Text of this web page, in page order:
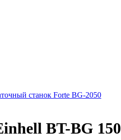
станок Forte BG-2050
BT-BG 150